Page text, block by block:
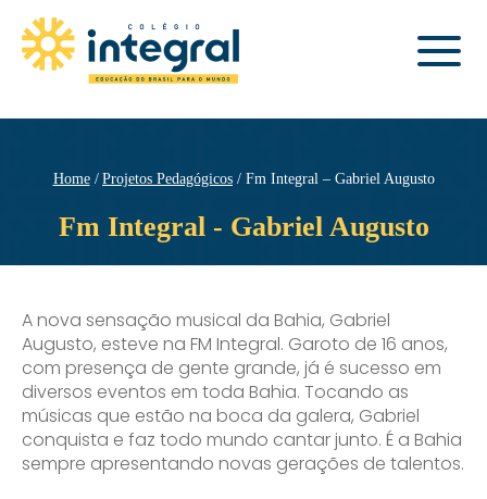
Home Projetos Pedagógicos Fm Integral – Gabriel Augusto
Fm Integral - Gabriel Augusto
A nova sensação musical da Bahia, Gabriel
Augusto, esteve na FM Integral. Garoto de 16 anos,
com presença de gente grande, já é sucesso em
diversos eventos em toda Bahia. Tocando as
músicas que estão na boca da galera, Gabriel
conquista e faz todo mundo cantar junto. É a Bahia
sempre apresentando novas gerações de talentos.